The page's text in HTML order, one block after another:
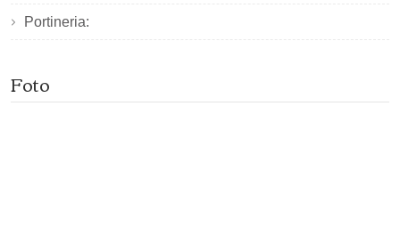
Portineria:
Foto